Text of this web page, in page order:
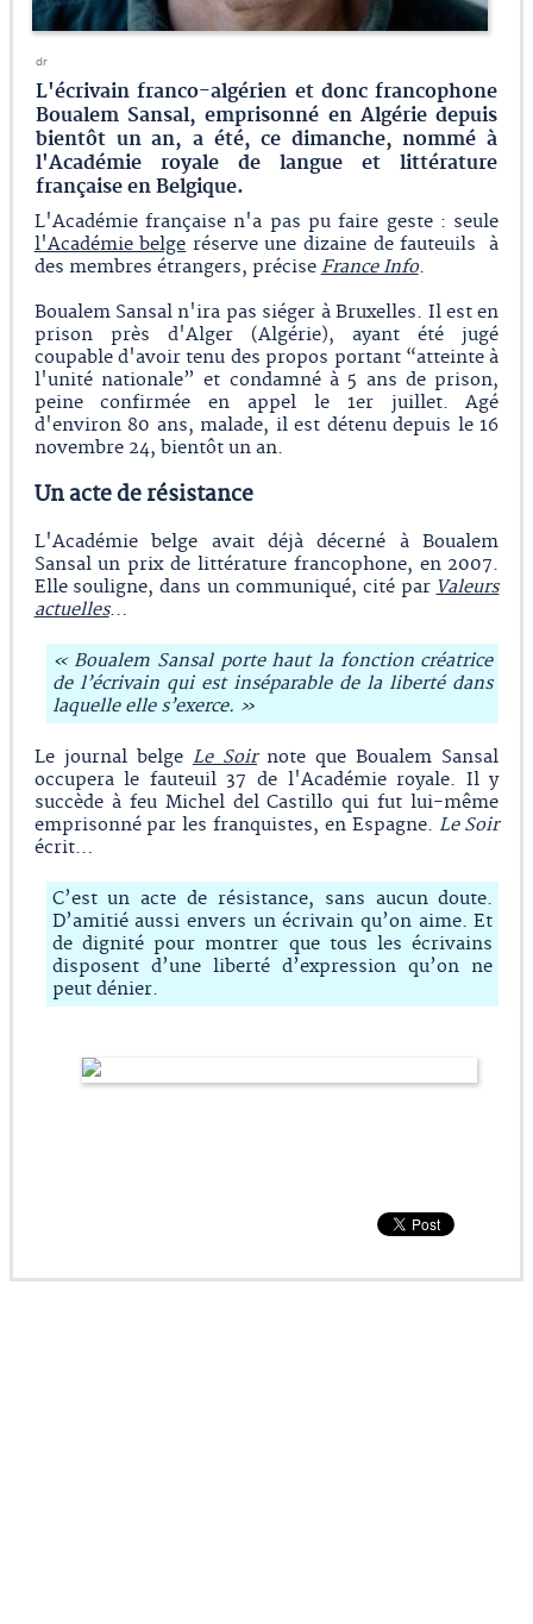
dr
L'écrivain franco-algérien et donc francophone
Boualem Sansal, emprisonné en Algérie depuis
bientôt un an, a été, ce dimanche, nommé à
l'Académie royale de langue et littérature
française en Belgique.
L'Académie française n'a pas pu faire geste : seule
l'Académie belge réserve une dizaine de fauteuils à
des membres étrangers, précise France Info.
Boualem Sansal n'ira pas siéger à Bruxelles. Il est en
prison près d'Alger (Algérie), ayant été jugé
coupable d'avoir tenu des propos portant “atteinte à
l'unité nationale” et condamné à 5 ans de prison,
peine confirmée en appel le 1er juillet. Agé
d'environ 80 ans, malade, il est détenu depuis le 16
novembre 24, bientôt un an.
Un acte de résistance
L'Académie belge avait déjà décerné à Boualem
Sansal un prix de littérature francophone, en 2007.
Elle souligne, dans un communiqué, cité par Valeurs
actuelles…
« Boualem Sansal porte haut la fonction créatrice
de l’écrivain qui est inséparable de la liberté dans
laquelle elle s’exerce. »
Le journal belge Le Soir note que Boualem Sansal
occupera le fauteuil 37 de l'Académie royale. Il y
succède à feu Michel del Castillo qui fut lui-même
emprisonné par les franquistes, en Espagne. Le Soir
écrit…
C’est un acte de résistance, sans aucun doute.
D’amitié aussi envers un écrivain qu’on aime. Et
de dignité pour montrer que tous les écrivains
disposent d’une liberté d’expression qu’on ne
peut dénier.